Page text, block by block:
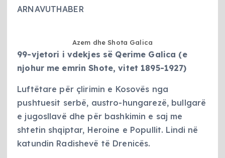
ARNAVUTHABER
Azem dhe Shota Galica
99-vjetori i vdekjes së Qerime Galica (e
njohur me emrin Shote, vitet 1895-1927)
Luftëtare për çlirimin e Kosovës nga
pushtuesit serbë, austro-hungarezë, bullgarë
e jugosllavë dhe për bashkimin e saj me
shtetin shqiptar, Heroine e Popullit. Lindi në
katundin Radishevë të Drenicës.